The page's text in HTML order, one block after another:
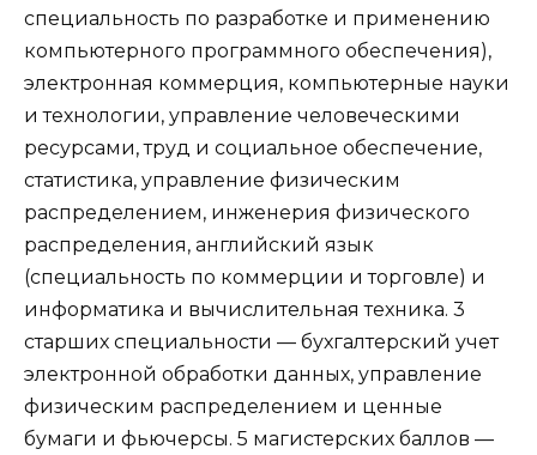
специальность по разработке и применению
компьютерного программного обеспечения),
электронная коммерция, компьютерные науки
и технологии, управление человеческими
ресурсами, труд и социальное обеспечение,
статистика, управление физическим
распределением, инженерия физического
распределения, английский язык
(специальность по коммерции и торговле) и
информатика и вычислительная техника. 3
старших специальности — бухгалтерский учет
электронной обработки данных, управление
физическим распределением и ценные
бумаги и фьючерсы. 5 магистерских баллов —